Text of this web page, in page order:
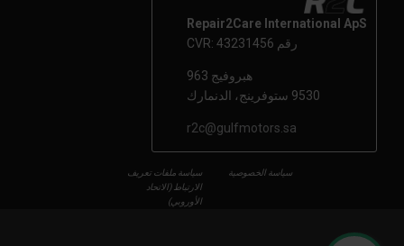
Repair2Care International ApS
رقم CVR: 43231456
هبروفيج 963
9530 ستوفرينج، الدنمارك
r2c@gulfmotors.sa
سياسة الخصوصية
سياسة ملفات تعريف
الارتباط (الاتحاد
الأوروبي)